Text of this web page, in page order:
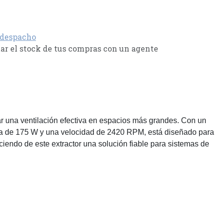
el stock de tus compras con un agente
ventilación efectiva en espacios más grandes. Con un
175 W y una velocidad de 2420 RPM, está diseñado para
de este extractor una solución fiable para sistemas de